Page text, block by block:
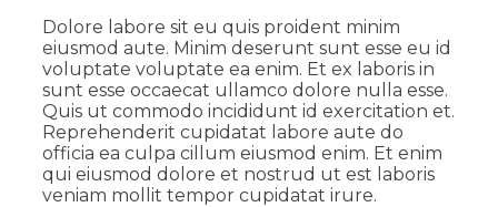
Dolore labore sit eu quis proident minim
eiusmod aute. Minim deserunt sunt esse eu id
voluptate voluptate ea enim. Et ex laboris in
sunt esse occaecat ullamco dolore nulla esse.
Quis ut commodo incididunt id exercitation et.
Reprehenderit cupidatat labore aute do
officia ea culpa cillum eiusmod enim. Et enim
qui eiusmod dolore et nostrud ut est laboris
veniam mollit tempor cupidatat irure.